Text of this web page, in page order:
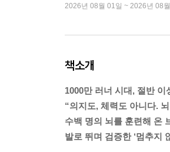
2026년 08월 01일 ~ 2026년 08
책소개
1000만 러너 시대, 절반
“의지도, 체력도 아니다.
수백 명의 뇌를 훈련해 온
발로 뛰며 검증한 ‘멈추지